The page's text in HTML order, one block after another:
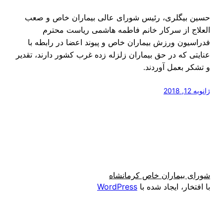
حسین بیگلری، رئیس شورای عالی بیماران خاص و صعب
العلاج از سرکار خانم فاطمه هاشمی ریاست محترم
فدراسیون ورزش بیماران خاص و پیوند اعضا در رابطه با
عنایتی که در حق بیماران زلزله زده غرب کشور دارند، تقدیر
و تشکر بعمل آوردند.
ژانویه 12, 2018
شورای بیماران خاص کرمانشاه
با افتخار، ایجاد شده با WordPress